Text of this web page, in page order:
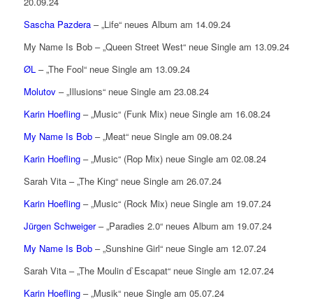
Sascha Pazdera– „Life“ neues Album am 14.09.24
My Name Is Bob – „Queen Street West“ neue Single am 13.09.24
ØL– „The Fool“ neue Single am 13.09.24
Molutov– „Illusions“ neue Single am 23.08.24
Karin Hoefling– „Music“ (Funk Mix) neue Single am 16.08.24
My Name Is Bob– „Meat“ neue Single am 09.08.24
Karin Hoefling– „Music“ (Rop Mix) neue Single am 02.08.24
Sarah Vita – „The King“ neue Single am 26.07.24
Karin Hoefling– „Music“ (Rock Mix) neue Single am 19.07.24
Jürgen Schweiger– „Paradies 2.0“ neues Album am 19.07.24
My Name Is Bob– „Sunshine Girl“ neue Single am 12.07.24
Sarah Vita – „The Moulin d`Escapat“ neue Single am 12.07.24
Karin Hoefling– „Musik“ neue Single am 05.07.24